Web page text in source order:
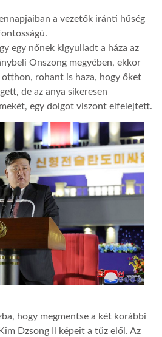
a vezetők iránti hűség
egy nőnek kigyulladt a háza az
Onszong megyében, ekkor
rohant is haza, hogy őket
de az anya sikeresen
egy dolgot viszont elfelejtett.
hogy megmentse a két korábbi
Dzsong Il képeit a tűz elől. Az